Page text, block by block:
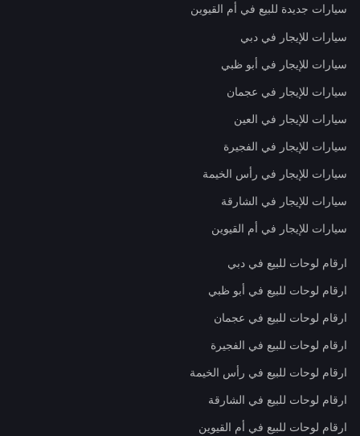
سيارات جديدة للبيع في أم القيوين
سيارات للإيجار في دبي
سيارات للإيجار في أبو ظبي
سيارات للإيجار في عجمان
سيارات للإيجار في العين
سيارات للإيجار في الفجيرة
سيارات للإيجار في رأس الخيمة
سيارات للإيجار في الشارقة
سيارات للإيجار في أم القيوين
ارقام لوحات للبيع في دبي
ارقام لوحات للبيع في أبو ظبي
ارقام لوحات للبيع في عجمان
ارقام لوحات للبيع في الفجيرة
ارقام لوحات للبيع في رأس الخيمة
ارقام لوحات للبيع في الشارقة
ارقام لوحات للبيع في أم القيوين